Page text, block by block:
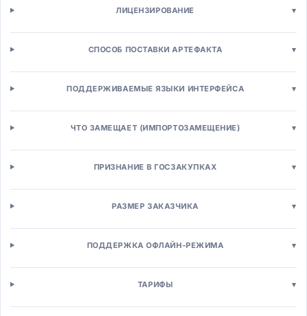
Торговля и e-commerce
Платформы интернет-магазинов
Интернет-магазины B2C
Headless Commerce
Управление торговлей
Управление заказами (OMS)
Кассы и POS
POS-системы для розницы
Управление персоналом
Кадровый учёт (HRM)
ЛИЦЕНЗИРОВАНИЕ ▾
СПОСОБ ПОСТАВКИ АРТЕФАКТА ▾
ПОДДЕРЖИВАЕМЫЕ ЯЗЫКИ ИНТЕРФЕЙСА ▾
ЧТО ЗАМЕЩАЕТ (ИМПОРТОЗАМЕЩЕНИЕ) ▾
ПРИЗНАНИЕ В ГОСЗАКУПКАХ ▾
РАЗМЕР ЗАКАЗЧИКА ▾
ПОДДЕРЖКА ОФЛАЙН-РЕЖИМА ▾
ТАРИФЫ ▾